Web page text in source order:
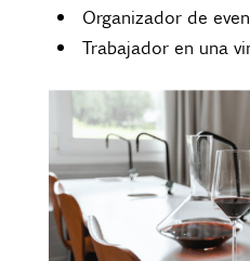
Organizador de
Trabajador en una